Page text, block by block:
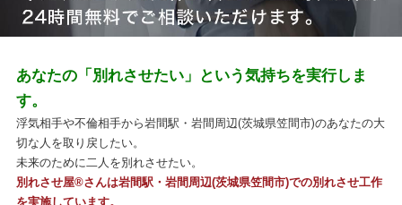
あなたの「別れさせたい」という気持ちを実行しま
す。
浮気相手や不倫相手から岩間駅・岩間周辺(茨城県笠間市)のあなたの大
切な人を取り戻したい。
未来のために二人を別れさせたい。
別れさせ屋®さんは岩間駅・岩間周辺(茨城県笠間市)での別れさせ工作
を実施しています。